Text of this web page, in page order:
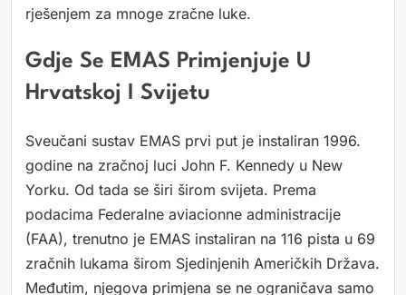
rješenjem za mnoge zračne luke.
Gdje Se EMAS Primjenjuje U
Hrvatskoj I Svijetu
Sveučani sustav EMAS prvi put je instaliran 1996.
godine na zračnoj luci John F. Kennedy u New
Yorku. Od tada se širi širom svijeta. Prema
podacima Federalne aviacionne administracije
(FAA), trenutno je EMAS instaliran na 116 pista u 69
zračnih lukama širom Sjedinjenih Američkih Država.
Međutim, njegova primjena se ne ograničava samo